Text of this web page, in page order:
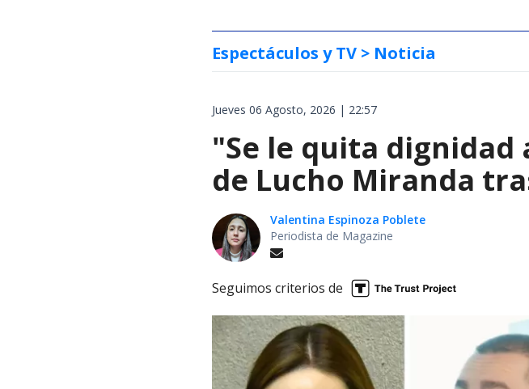
Espectáculos y TV > Noticia
Jueves 06 Agosto, 2026 | 22:57
"Se le quita dignidad
de Lucho Miranda
Valentina Espinoza Poblete
Periodista de Magazine
Seguimos criterios de